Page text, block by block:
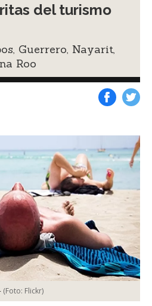
del turismo
Guerrero, Nayarit,
Roo
(Foto: Flickr)